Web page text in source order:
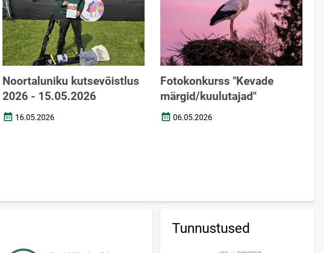
Noortaluniku kutsevõistlus
2026 - 15.05.2026
Loomise kuupäev
16.05.2026
Fotokonkurss "Kevade
märgid/kuulutajad"
Loomise kuupäev
06.05.2026
Tunnustused